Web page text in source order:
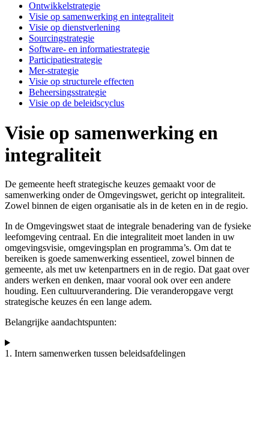
Ontwikkelstrategie
Visie op samenwerking en integraliteit
Visie op dienstverlening
Sourcingstrategie
Software- en informatiestrategie
Participatiestrategie
Mer-strategie
Visie op structurele effecten
Beheersingsstrategie
Visie op de beleidscyclus
Visie op samenwerking en
integraliteit
De gemeente heeft strategische keuzes gemaakt voor de
samenwerking onder de Omgevingswet, gericht op integraliteit.
Zowel binnen de eigen organisatie als in de keten en in de regio.
In de Omgevingswet staat de integrale benadering van de fysieke
leefomgeving centraal. En die integraliteit moet landen in uw
omgevingsvisie, omgevingsplan en programma’s. Om dat te
bereiken is goede samenwerking essentieel, zowel binnen de
gemeente, als met uw ketenpartners en in de regio. Dat gaat over
anders werken en denken, maar vooral ook over een andere
houding. Een cultuurverandering. Die veranderopgave vergt
strategische keuzes én een lange adem.
Belangrijke aandachtspunten:
1. Intern samenwerken tussen beleidsafdelingen